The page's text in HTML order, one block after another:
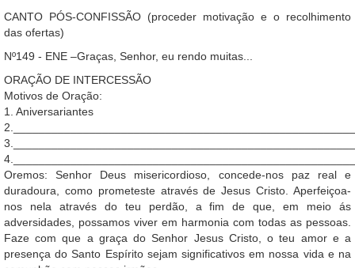
CANTO PÓS-CONFISSÃO (proceder motivação e o recolhimento
das ofertas)
Nº149 - ENE –Graças, Senhor, eu rendo muitas...
ORAÇÃO DE INTERCESSÃO
Motivos de Oração:
1. Aniversariantes
Oremos: Senhor Deus misericordioso, concede-nos paz real e
duradoura, como prometeste através de Jesus Cristo. Aperfeiçoa-
nos nela através do teu perdão, a fim de que, em meio ás
adversidades, possamos viver em harmonia com todas as pessoas.
Faze com que a graça do Senhor Jesus Cristo, o teu amor e a
presença do Santo Espírito sejam significativos em nossa vida e na